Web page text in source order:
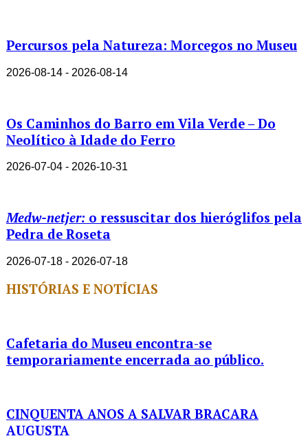
Percursos pela Natureza: Morcegos no Museu
2026-08-14 - 2026-08-14
Os Caminhos do Barro em Vila Verde – Do
Neolítico à Idade do Ferro
2026-07-04 - 2026-10-31
Medw-netjer: o ressuscitar dos hieróglifos pela
Pedra de Roseta
2026-07-18 - 2026-07-18
HISTÓRIAS E NOTÍCIAS
Cafetaria do Museu encontra-se
temporariamente encerrada ao público.
CINQUENTA ANOS A SALVAR BRACARA
AUGUSTA